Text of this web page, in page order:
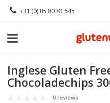
+31 (0) 85 80 81 545
Inglese Gluten
Chocoladechips
0 reviews